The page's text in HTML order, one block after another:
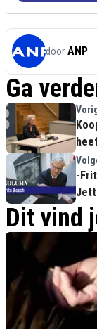
door ANP
Ga
-
kwijt
Dit vind